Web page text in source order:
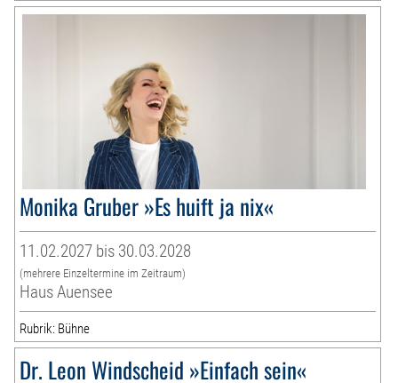
Monika Gruber »Es huift ja nix«
11.02.2027 bis 30.03.2028
(mehrere Einzeltermine im Zeitraum)
Haus Auensee
Rubrik: Bühne
Dr. Leon Windscheid »Einfach sein«